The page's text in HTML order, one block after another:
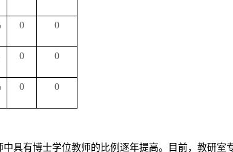
0 0
0 0
0 0
具有博士学位教师的比例逐年提高。目前，教研室